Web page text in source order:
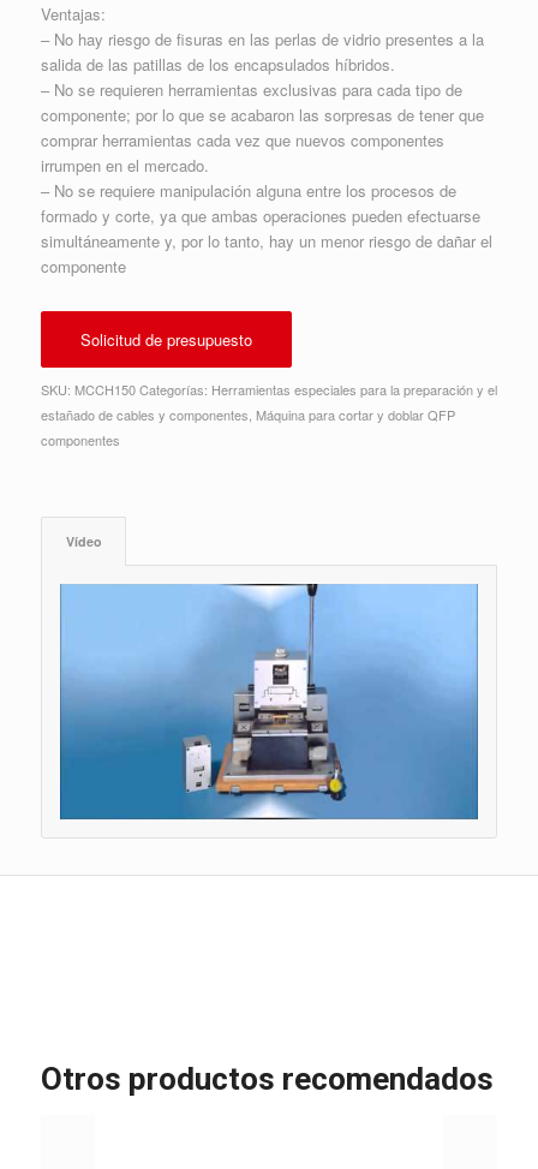
Ventajas:
– No hay riesgo de fisuras en las perlas de vidrio presentes a la
salida de las patillas de los encapsulados híbridos.
– No se requieren herramientas exclusivas para cada tipo de
componente; por lo que se acabaron las sorpresas de tener que
comprar herramientas cada vez que nuevos componentes
irrumpen en el mercado.
– No se requiere manipulación alguna entre los procesos de
formado y corte, ya que ambas operaciones pueden efectuarse
simultáneamente y, por lo tanto, hay un menor riesgo de dañar el
componente
Solicitud de presupuesto
SKU: MCCH150 Categorías: Herramientas especiales para la preparación y el
estañado de cables y componentes Máquina para cortar y doblar QFP
componentes
Vídeo
Otros productos recomendados